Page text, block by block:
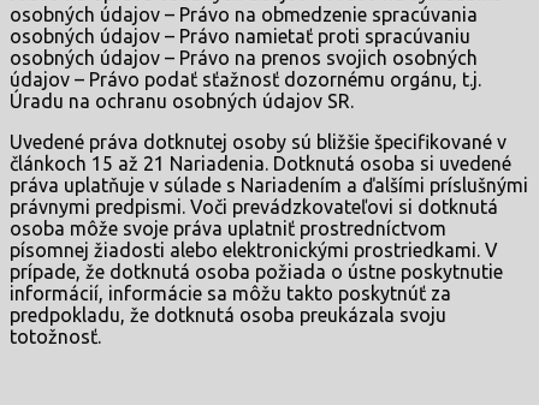
osobných údajov – Právo na obmedzenie spracúvania
osobných údajov – Právo namietať proti spracúvaniu
osobných údajov – Právo na prenos svojich osobných
údajov – Právo podať sťažnosť dozornému orgánu, t.j.
Úradu na ochranu osobných údajov SR.
Uvedené práva dotknutej osoby sú bližšie špecifikované v
článkoch 15 až 21 Nariadenia. Dotknutá osoba si uvedené
práva uplatňuje v súlade s Nariadením a ďalšími príslušnými
právnymi predpismi. Voči prevádzkovateľovi si dotknutá
osoba môže svoje práva uplatniť prostredníctvom
písomnej žiadosti alebo elektronickými prostriedkami. V
prípade, že dotknutá osoba požiada o ústne poskytnutie
informácií, informácie sa môžu takto poskytnúť za
predpokladu, že dotknutá osoba preukázala svoju
totožnosť.